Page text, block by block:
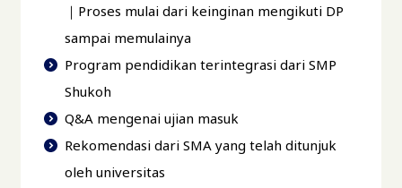
｜Proses mulai dari keinginan mengikuti DP
sampai memulainya
Program pendidikan terintegrasi dari SMP
Shukoh
Q&A mengenai ujian masuk
Rekomendasi dari SMA yang telah ditunjuk
oleh universitas